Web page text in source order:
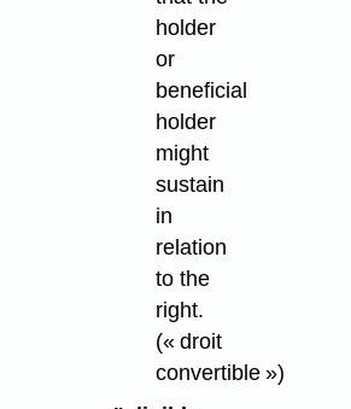
holder
or
beneficial
holder
might
sustain
in
relation
to the
right.
(« droit
convertible »)